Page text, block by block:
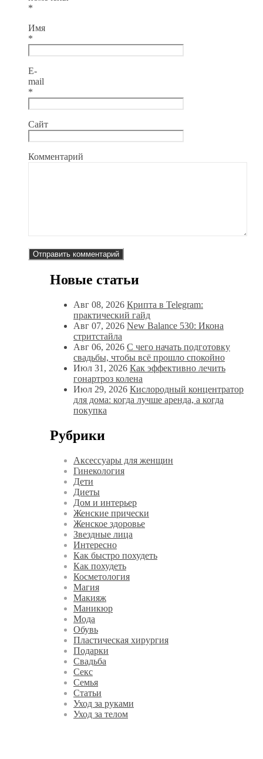
*
Имя
*
E-
mail
*
Сайт
Комментарий
Новые статьи
Авг 08, 2026 Крипта в Telegram:
практический гайд
Авг 07, 2026 New Balance 530: Икона
стритстайла
Авг 06, 2026 С чего начать подготовку
свадьбы, чтобы всё прошло спокойно
Июл 31, 2026 Как эффективно лечить
гонартроз колена
Июл 29, 2026 Кислородный концентратор
для дома: когда лучше аренда, а когда
покупка
Рубрики
Аксессуары для женщин
Гинекология
Дети
Диеты
Дом и интерьер
Женские прически
Женское здоровье
Звездные лица
Интересно
Как быстро похудеть
Как похудеть
Косметология
Магия
Макияж
Маникюр
Мода
Обувь
Пластическая хирургия
Подарки
Свадьба
Секс
Семья
Статьи
Уход за руками
Уход за телом